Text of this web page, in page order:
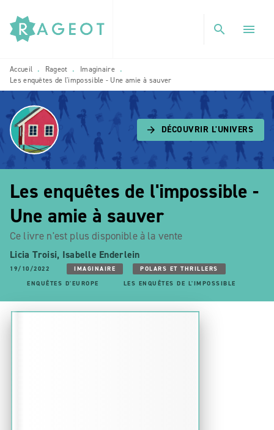
MENU RECHERCHE
PIED DE PAGE
search menu
Accueil • Rageot • Imaginaire •
Les enquêtes de l'impossible - Une amie à sauver
arrow_forward DÉCOUVRIR L'UNIVERS
Les enquêtes de l'impossible -
Une amie à sauver
Ce livre n'est plus disponible à la vente
Licia Troisi, Isabelle Enderlein
19/10/2022 IMAGINAIRE
POLARS ET THRILLERS
ENQUÊTES D'EUROPE
LES ENQUÊTES DE L'IMPOSSIBLE